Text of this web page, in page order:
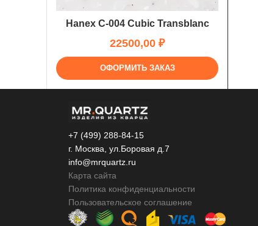
Hanex C-004 Cubic Transblanc
₽
ОФОРМИТЬ ЗАКАЗ
+7 (499) 288-84-15
г. Москва, ул.Боровая д.7
info@mrquartz.ru
Карта сайта
Политика конфиденциальности
Пользовательское соглашение